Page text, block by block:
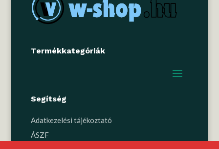
Termékkategóriák
Segítség
Adatkezelési tájékoztató
ÁSZF